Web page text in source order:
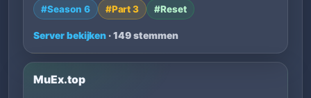
#Season 6 #Part 3 #Reset
Server bekijken · 149 stemmen
MuEx.top